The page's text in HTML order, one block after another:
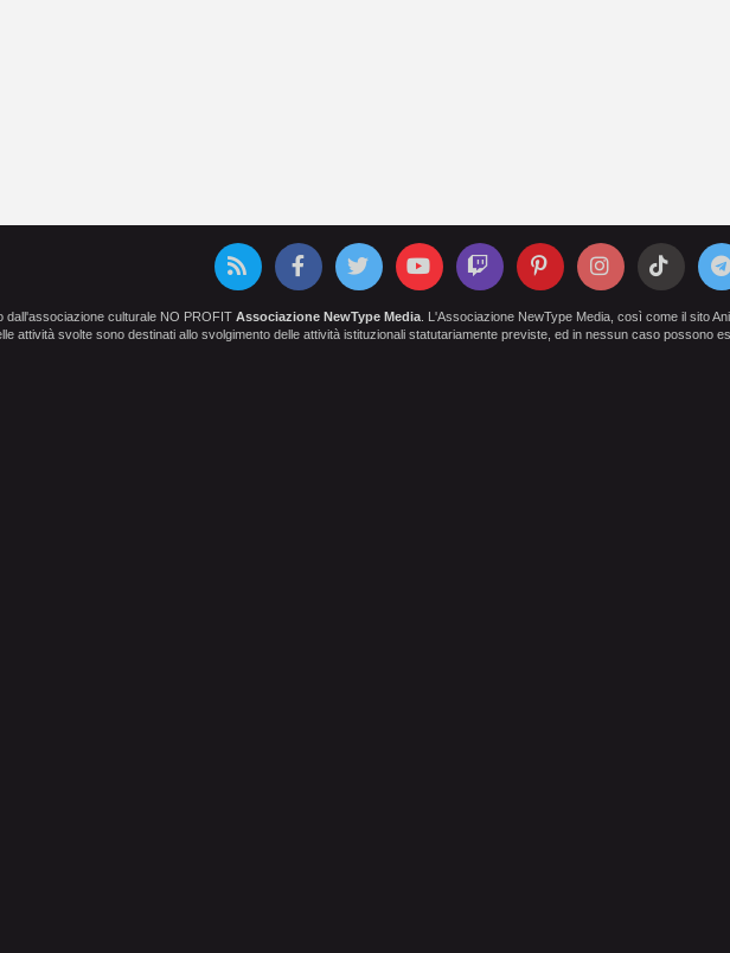
dall'associazione culturale NO PROFIT Associazione NewType Media. L'Associazione NewType Media, così come il sito
attività svolte sono destinati allo svolgimento delle attività istituzionali statutariamente previste, ed in nessun caso possono